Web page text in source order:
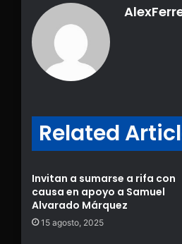
Related
Invitan a sumarse a rifa con
causa en apoyo a Samuel
Alvarado Márquez
15 agosto, 2025